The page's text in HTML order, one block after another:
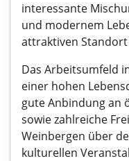
interessante
und modernem
attraktiven
Das Arbeitsumfeld
einer hohen
gute Anbindung an
sowie zahlreiche
Weinbergen über
kulturellen